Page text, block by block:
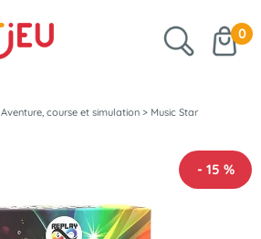
0
Aventure, course et simulation > Music Star
- 15 %